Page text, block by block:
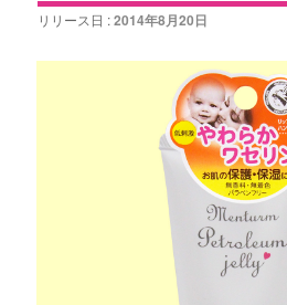
リリース日 :2014年8月20日